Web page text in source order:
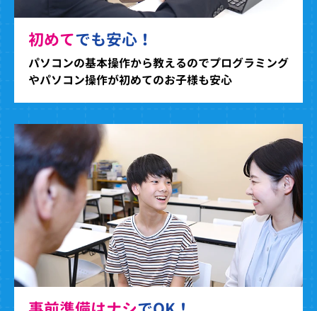
初めてでも安心！
パソコンの基本操作から教えるのでプログラミング
やパソコン操作が初めてのお子様も安心